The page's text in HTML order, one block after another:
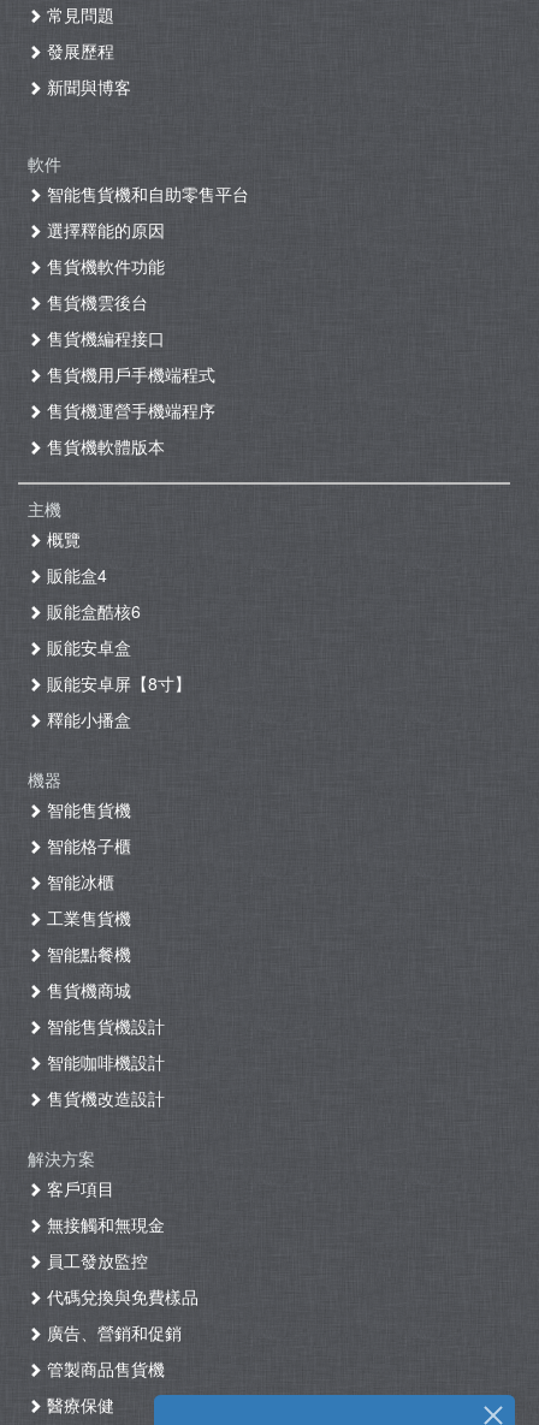
常見問題
發展歷程
新聞與博客
軟件
智能售貨機和自助零售平台
選擇釋能的原因
售貨機軟件功能
售貨機雲後台
售貨機編程接口
售貨機用戶手機端程式
售貨機運營手機端程序
售貨機軟體版本
主機
概覽
販能盒4
販能盒酷核6
販能安卓盒
販能安卓屏【8寸】
釋能小播盒
機器
智能售貨機
智能格子櫃
智能冰櫃
工業售貨機
智能點餐機
售貨機商城
智能售貨機設計
智能咖啡機設計
售貨機改造設計
解決方案
客戶項目
無接觸和無現金
員工發放監控
代碼兌換與免費樣品
廣告、營銷和促銷
管製商品售貨機
醫療保健